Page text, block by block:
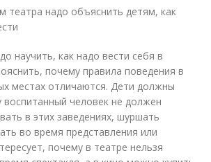
театра надо объяснить детям, как
научить, как надо вести себя в
почему правила поведения в
местах отличаются. Дети должны
человек не должен
в этих заведениях, шуршать
во время представления или
почему в театре нельзя